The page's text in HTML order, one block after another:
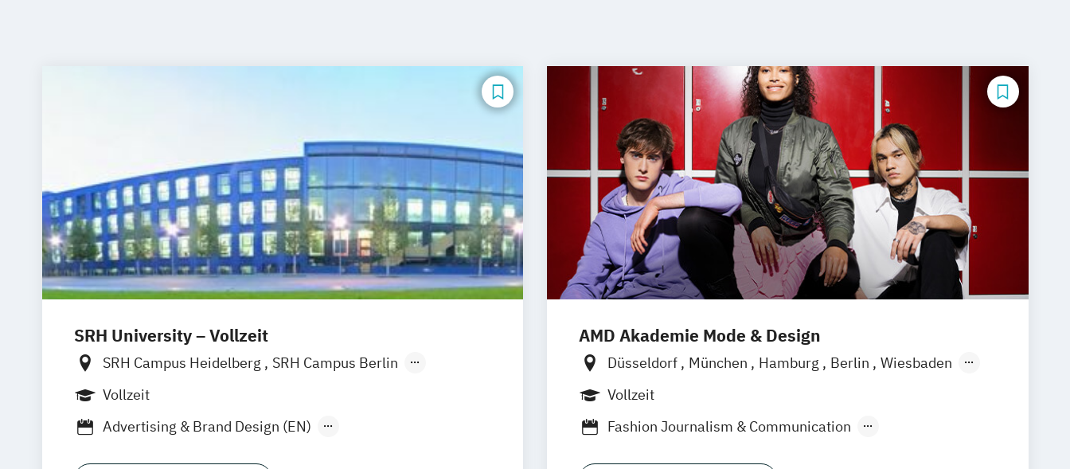
SRH University – Vollzeit
SRH Campus Heidelberg
SRH Campus Berlin
SRH Campus Bremen
SRH Campus Fürth SRH Campus Gera
Vollzeit
Advertising & Brand Design (EN)
AMD Akademie Mode & Design
Düsseldorf München Hamburg Berlin
Wiesbaden
Online-Campus
Vollzeit
Fashion Journalism & Communication